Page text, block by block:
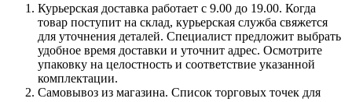
Курьерская доставка работает с 9.00 до 19.00. Когда
товар поступит на склад, курьерская служба свяжется
для уточнения деталей. Специалист предложит выбрать
удобное время доставки и уточнит адрес. Осмотрите
упаковку на целостность и соответствие указанной
комплектации.
Самовывоз из магазина. Список торговых точек для